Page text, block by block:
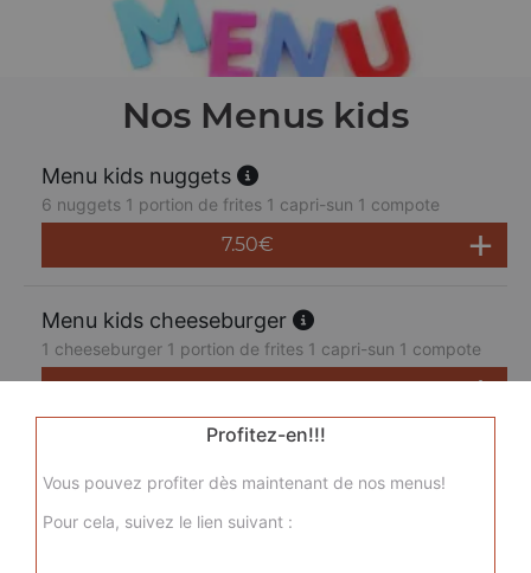
Nos Menus kids
Menu kids nuggets
6 nuggets 1 portion de frites 1 capri-sun 1 compote
7.50€
Menu kids cheeseburger
1 cheeseburger 1 portion de frites 1 capri-sun 1 compote
7.50€
Profitez-en!!!
Vous pouvez profiter dès maintenant de nos menus!
Pour cela, suivez le lien suivant :